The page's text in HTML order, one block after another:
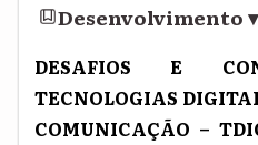
Desenvolvimento▾
DESAFIOS E
TECNOLOGIAS
COMUNICAÇÃO –